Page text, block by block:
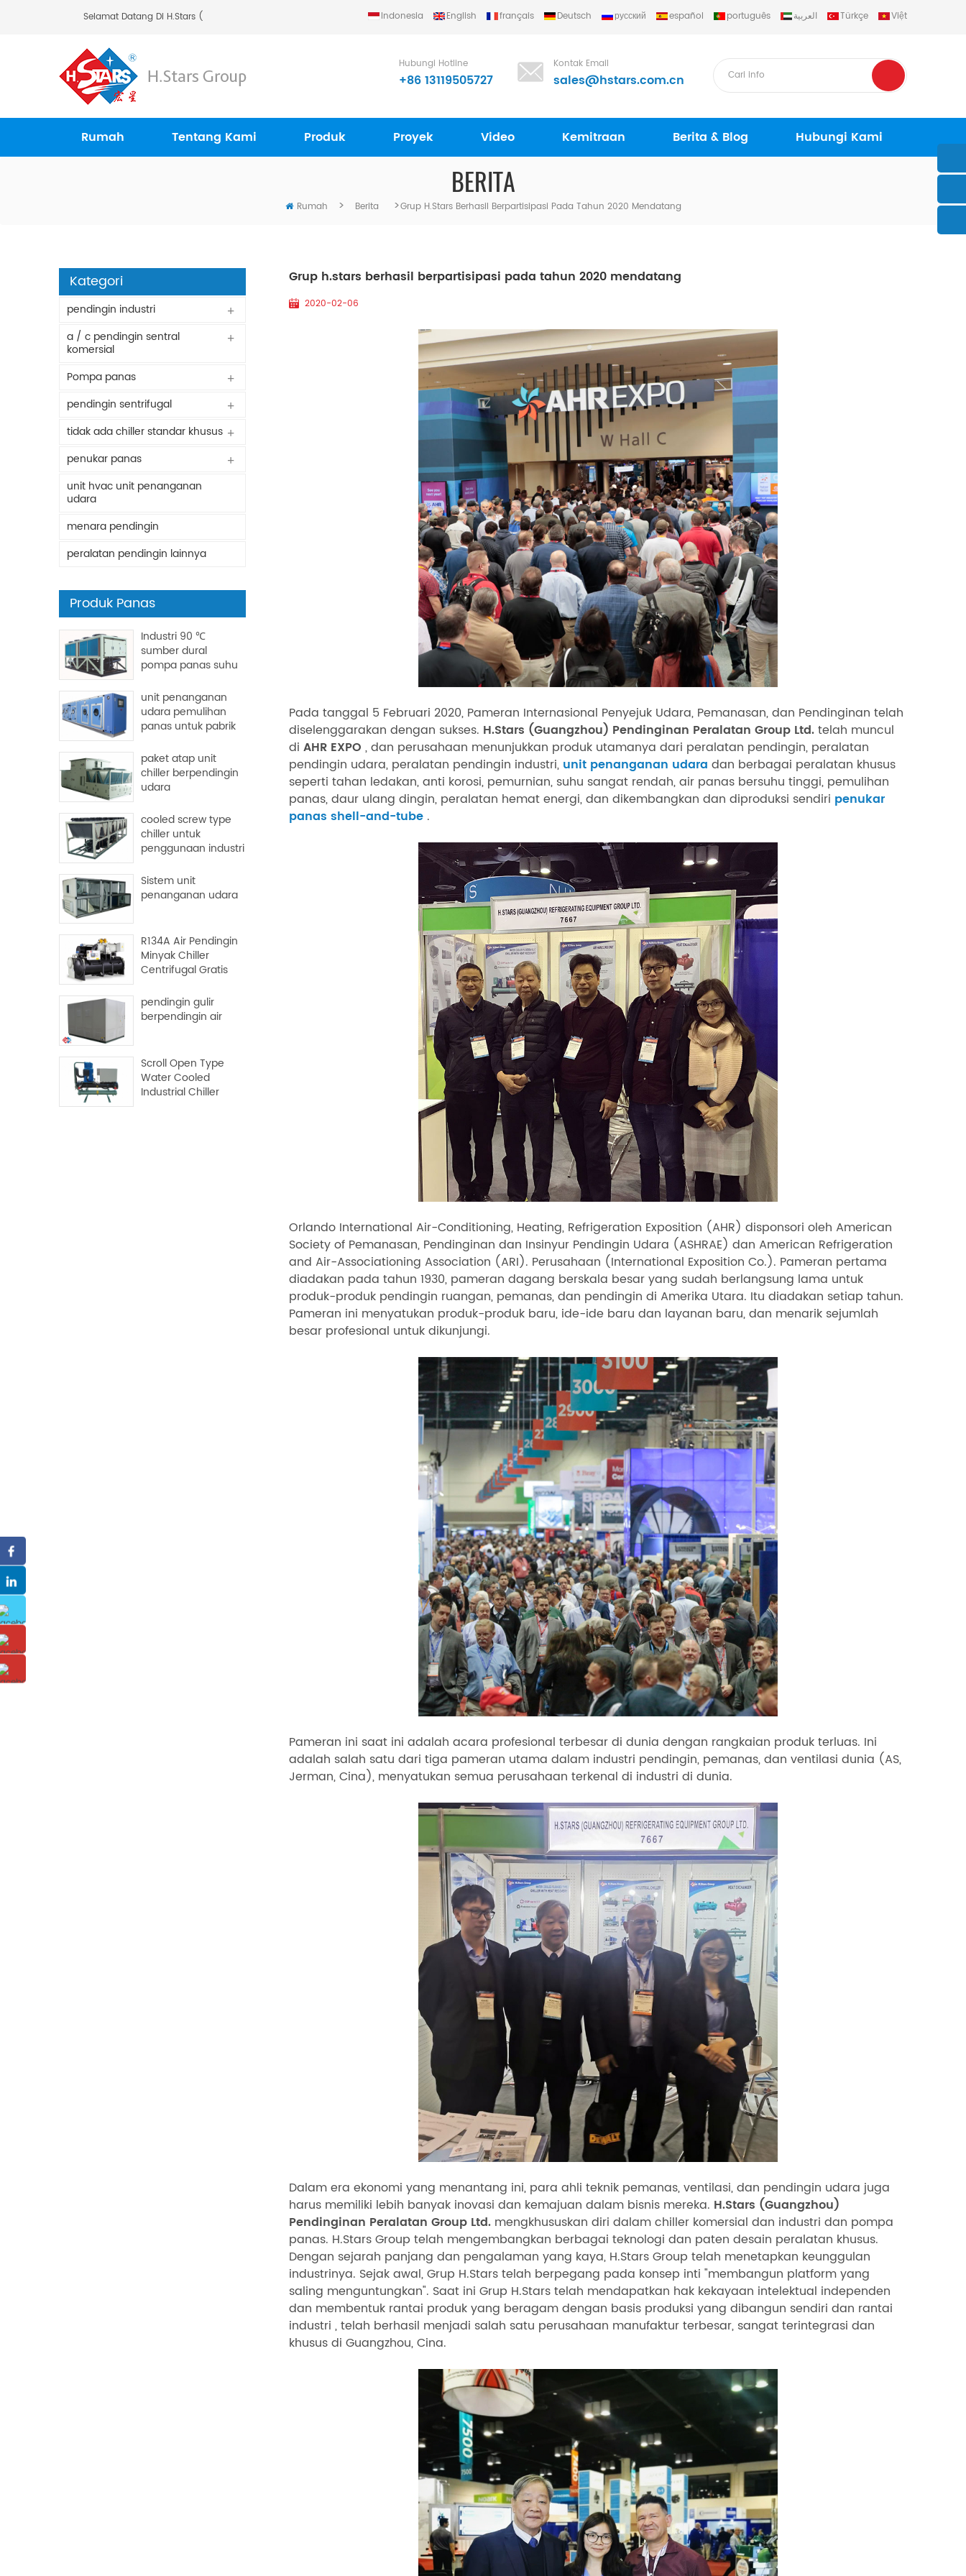
Selamat Datang Di H.Stars (Guangzhou) Refrigerating Equipment Group Ltd..
Indonesia English français Deutsch русский español português العربية Türkçe Việt
Hubungi Hotline
+86 13119505727
Kontak Email
sales@hstars.com.cn
Rumah Tentang Kami Produk Proyek Video Kemitraan Berita & Blog Hubungi Kami
BERITA
Rumah > Berita >Grup H.stars Berhasil Berpartisipasi Pada Tahun 2020 Mendatang
Grup h.stars berhasil berpartisipasi pada tahun 2020 mendatang
2020-02-06
Pada tanggal 5 Februari 2020, Pameran Internasional Penyejuk Udara, Pemanasan, dan Pendinginan telah
diselenggarakan dengan sukses. H.Stars (Guangzhou) Pendinginan Peralatan Group Ltd.telah muncul
di AHR EXPO , dan perusahaan menunjukkan produk utamanya dari peralatan pendingin, peralatan
pendingin udara, peralatan pendingin industri,unit penanganan udara dan berbagai peralatan khusus
seperti tahan ledakan, anti korosi, pemurnian, suhu sangat rendah, air panas bersuhu tinggi, pemulihan
panas, daur ulang dingin, peralatan hemat energi, dan dikembangkan dan diproduksi sendiri penukar
panas shell-and-tube.
Orlando International Air-Conditioning, Heating, Refrigeration Exposition (AHR) disponsori oleh American
Society of Pemanasan, Pendinginan dan Insinyur Pendingin Udara (ASHRAE) dan American Refrigeration
and Air-Associationing Association (ARI). Perusahaan (International Exposition Co.). Pameran pertama
diadakan pada tahun 1930, pameran dagang berskala besar yang sudah berlangsung lama untuk
produk-produk pendingin ruangan, pemanas, dan pendingin di Amerika Utara. Itu diadakan setiap tahun.
Pameran ini menyatukan produk-produk baru, ide-ide baru dan layanan baru, dan menarik sejumlah
besar profesional untuk dikunjungi.
Pameran ini saat ini adalah acara profesional terbesar di dunia dengan rangkaian produk terluas. Ini
adalah salah satu dari tiga pameran utama dalam industri pendingin, pemanas, dan ventilasi dunia (AS,
Jerman, Cina), menyatukan semua perusahaan terkenal di industri di dunia.
Dalam era ekonomi yang menantang ini, para ahli teknik pemanas, ventilasi, dan pendingin udara juga
harus memiliki lebih banyak inovasi dan kemajuan dalam bisnis mereka. H.Stars (Guangzhou)
Pendinginan Peralatan Group Ltd.mengkhususkan diri dalam chiller komersial dan industri dan pompa
panas. H.Stars Group telah mengembangkan berbagai teknologi dan paten desain peralatan khusus.
Dengan sejarah panjang dan pengalaman yang kaya, H.Stars Group telah menetapkan keunggulan
industrinya. Sejak awal, Grup H.Stars telah berpegang pada konsep inti "membangun platform yang
saling menguntungkan". Saat ini Grup H.Stars telah mendapatkan hak kekayaan intelektual independen
dan membentuk rantai produk yang beragam dengan basis produksi yang dibangun sendiri dan rantai
industri , telah berhasil menjadi salah satu perusahaan manufaktur terbesar, sangat terintegrasi dan
khusus di Guangzhou, Cina.
Kategori
pendingin industri
a / c pendingin sentral
komersial
Pompa panas
pendingin sentrifugal
tidak ada chiller standar khusus
penukar panas
unit hvac unit penanganan
udara
menara pendingin
peralatan pendingin lainnya
Produk Panas
Industri 90 ℃
sumber dural
pompa panas suhu
unit penanganan
udara pemulihan
panas untuk pabrik
paket atap unit
chiller berpendingin
udara
cooled screw type
chiller untuk
penggunaan industri
Sistem unit
penanganan udara
R134A Air Pendingin
Minyak Chiller
Centrifugal Gratis
pendingin gulir
berpendingin air
Scroll Open Type
Water Cooled
Industrial Chiller